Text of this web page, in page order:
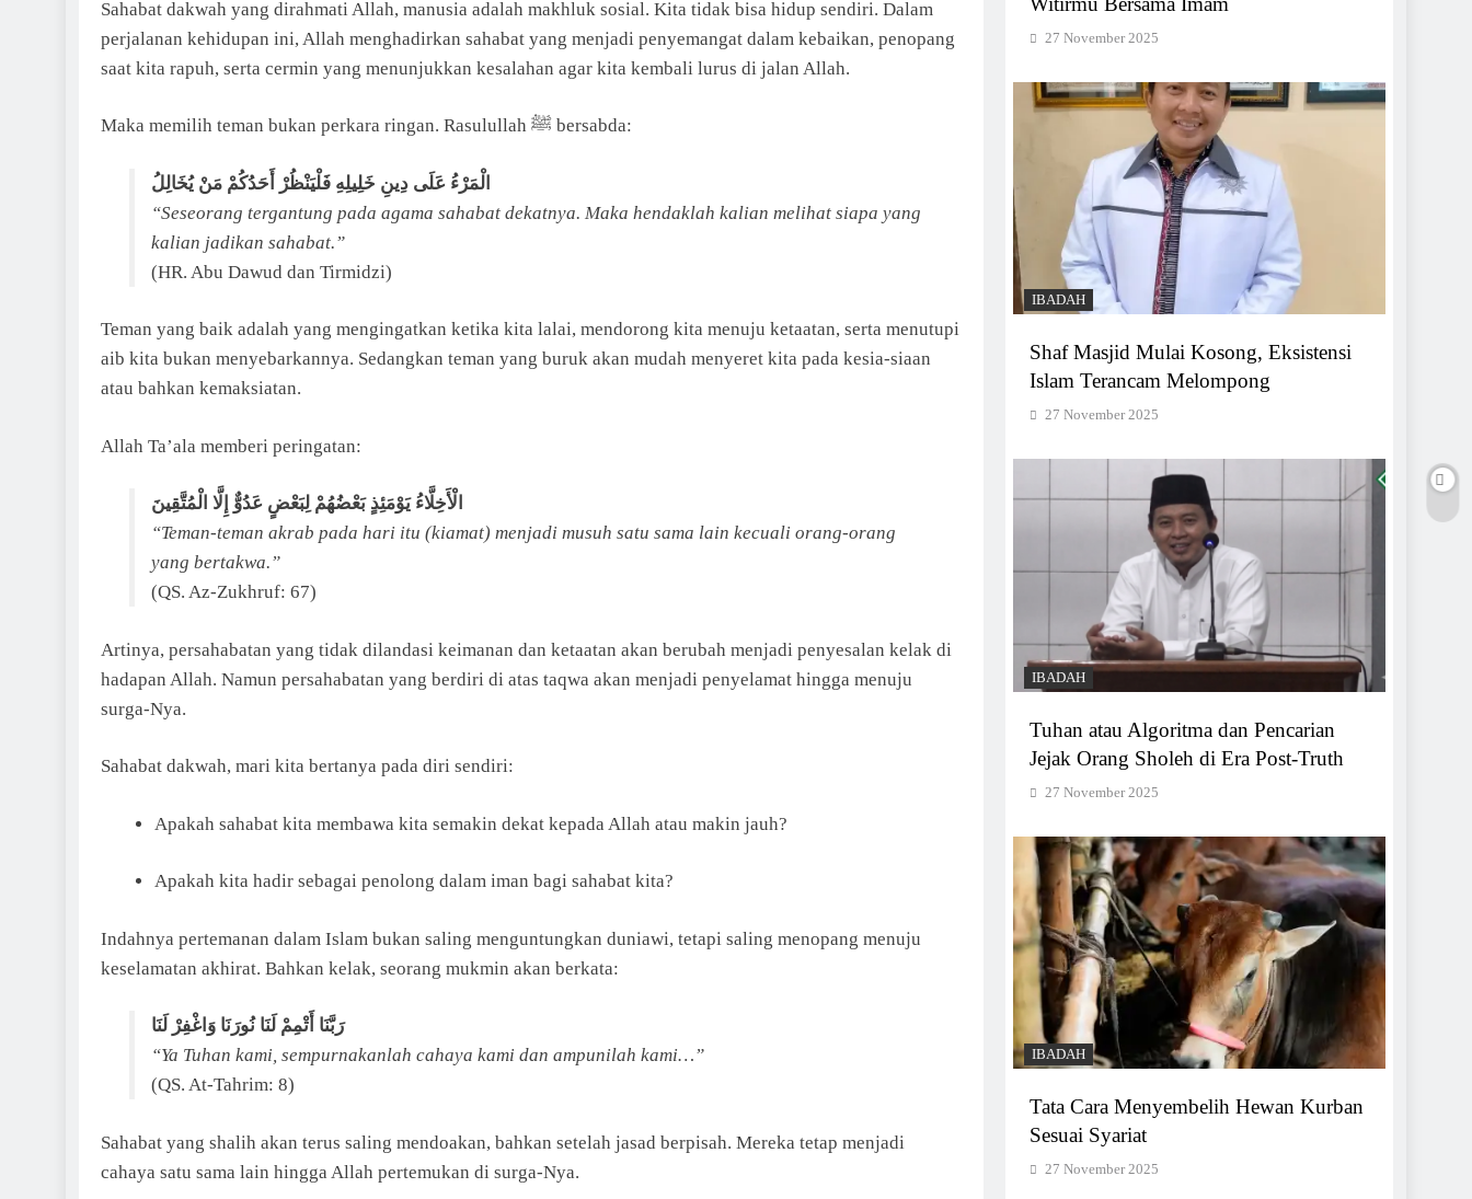
Sahabat dakwah yang dirahmati Allah, manusia adalah makhluk sosial. Kita tidak bisa hidup sendiri. Dalam
perjalanan kehidupan ini, Allah menghadirkan sahabat yang menjadi penyemangat dalam kebaikan, penopang
saat kita rapuh, serta cermin yang menunjukkan kesalahan agar kita kembali lurus di jalan Allah.
Maka memilih teman bukan perkara ringan. Rasulullah ﷺ bersabda:
الْمَرْءُ عَلَى دِينِ خَلِيلِهِ فَلْيَنْظُرْ أَحَدُكُمْ مَنْ يُخَالِلُ
“Seseorang tergantung pada agama sahabat dekatnya. Maka hendaklah kalian melihat siapa yang
kalian jadikan sahabat.”
(HR. Abu Dawud dan Tirmidzi)
Teman yang baik adalah yang mengingatkan ketika kita lalai, mendorong kita menuju ketaatan, serta menutupi
aib kita bukan menyebarkannya. Sedangkan teman yang buruk akan mudah menyeret kita pada kesia-siaan
atau bahkan kemaksiatan.
Allah Ta’ala memberi peringatan:
الْأَخِلَّاءُ يَوْمَئِذٍ بَعْضُهُمْ لِبَعْضٍ عَدُوٌّ إِلَّا الْمُتَّقِينَ
“Teman-teman akrab pada hari itu (kiamat) menjadi musuh satu sama lain kecuali orang-orang
yang bertakwa.”
(QS. Az-Zukhruf: 67)
Artinya, persahabatan yang tidak dilandasi keimanan dan ketaatan akan berubah menjadi penyesalan kelak di
hadapan Allah. Namun persahabatan yang berdiri di atas taqwa akan menjadi penyelamat hingga menuju
surga-Nya.
Sahabat dakwah, mari kita bertanya pada diri sendiri:
Apakah sahabat kita membawa kita semakin dekat kepada Allah atau makin jauh?
Apakah kita hadir sebagai penolong dalam iman bagi sahabat kita?
Indahnya pertemanan dalam Islam bukan saling menguntungkan duniawi, tetapi saling menopang menuju
keselamatan akhirat. Bahkan kelak, seorang mukmin akan berkata:
رَبَّنَا أَتْمِمْ لَنَا نُورَنَا وَاغْفِرْ لَنَا
“Ya Tuhan kami, sempurnakanlah cahaya kami dan ampunilah kami…”
(QS. At-Tahrim: 8)
Sahabat yang shalih akan terus saling mendoakan, bahkan setelah jasad berpisah. Mereka tetap menjadi
cahaya satu sama lain hingga Allah pertemukan di surga-Nya.
27 November 2025
IBADAH
Shaf Masjid Mulai Kosong, Eksistensi
Islam Terancam Melompong
27 November 2025
IBADAH
Tuhan atau Algoritma dan Pencarian
Jejak Orang Sholeh di Era Post-Truth
27 November 2025
IBADAH
Tata Cara Menyembelih Hewan Kurban
Sesuai Syariat
27 November 2025